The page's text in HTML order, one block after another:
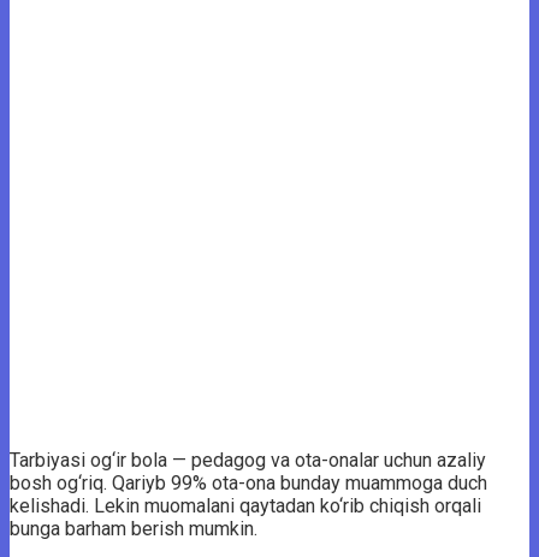
Tarbiyasi og‘ir bola — pedagog va ota-onalar uchun azaliy
bosh og‘riq. Qariyb 99% ota-ona bunday muammoga duch
kelishadi. Lekin muomalani qaytadan ko‘rib chiqish orqali
bunga barham berish mumkin.